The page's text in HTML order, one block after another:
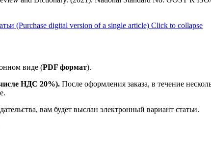
(Purchase digital version of a single article) Click to collapse
виде (PDF формат).
НДС 20%). После оформления заказа, в течение
вам будет выслан электронный вариант статьи.